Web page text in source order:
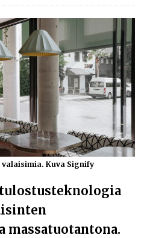
Kuva Signify
massatuotantona.